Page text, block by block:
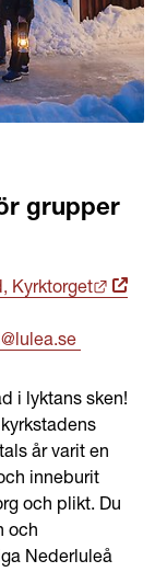
grupper
Kyrktorget Länk
Länk
i lyktans sken!
år varit en
inneburit
och plikt. Du
och
Nederluleå